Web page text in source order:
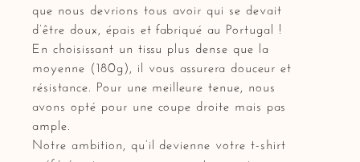
que nous devrions tous avoir qui se devait
d’être doux, épais et fabriqué au Portugal !
En choisissant un tissu plus dense que la
moyenne (180g), il vous assurera douceur et
résistance. Pour une meilleure tenue, nous
avons opté pour une coupe droite mais pas
ample.
Notre ambition, qu’il devienne votre t-shirt